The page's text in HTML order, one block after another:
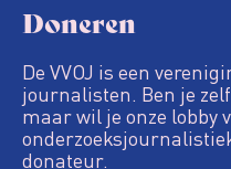
Doneren
De VVOJ is een
journalisten. Ben je
maar wil je onze lobby
donateur.